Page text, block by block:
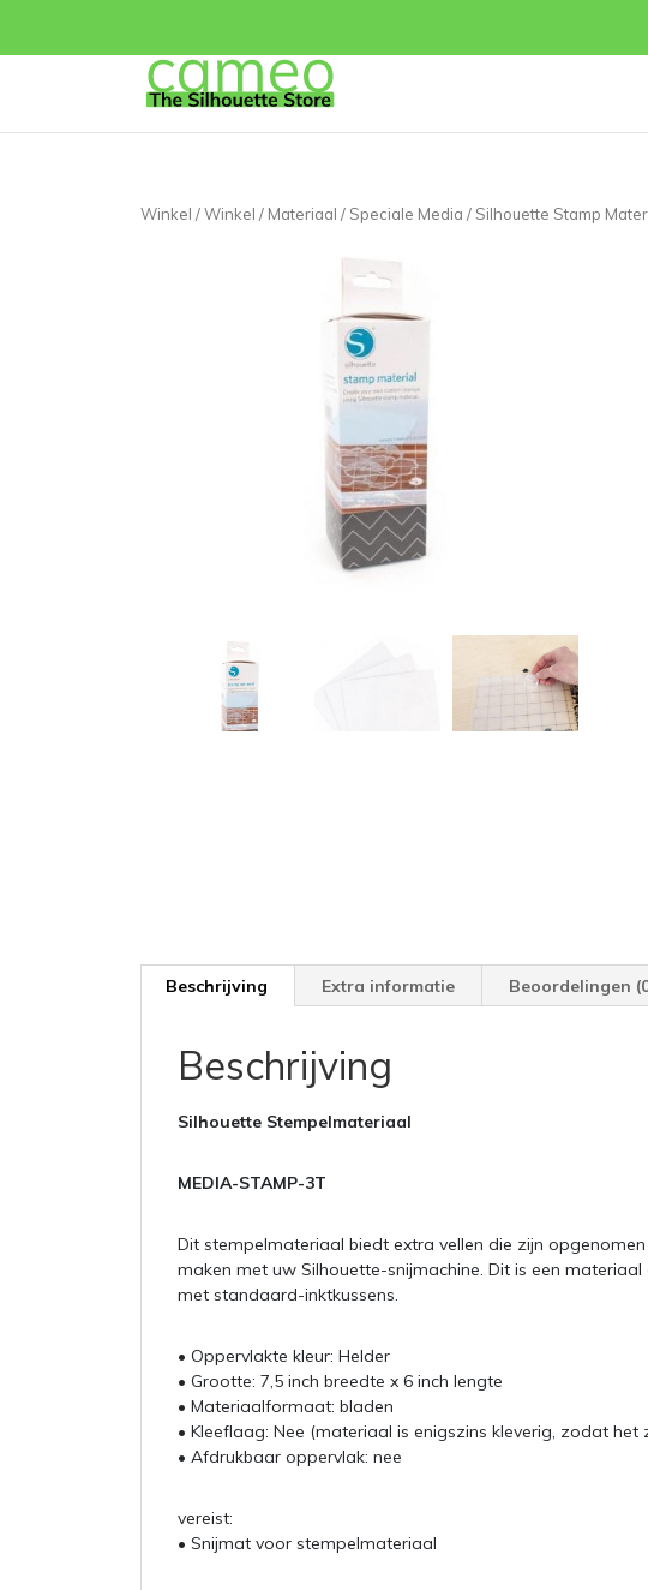
Winkel /Winkel / Materiaal / Speciale Media / Silhouette Stamp
Beschrijving Extra informatie Beoordelingen
Beschrijving
Silhouette Stempelmateriaal
MEDIA-STAMP-3T
Dit stempelmateriaal biedt extra vellen die zijn
maken met uw Silhouette-snijmachine. Dit is een
met standaard-inktkussens.
• Oppervlakte kleur: Helder
• Grootte: 7,5 inch breedte x 6 inch lengte
• Materiaalformaat: bladen
• Kleeflaag: Nee (materiaal is enigszins kleverig, zodat
• Afdrukbaar oppervlak: nee
vereist:
• Snijmat voor stempelmateriaal